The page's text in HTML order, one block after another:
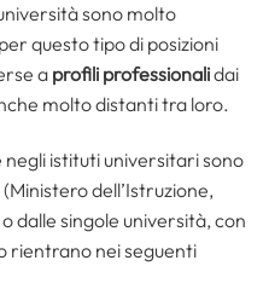
sono molto
questo tipo di posizioni
aprofili professionalidai
molto distanti tra loro.
istituti universitari sono
(Ministero dell’Istruzione,
dalle singole università, con
rientrano nei seguenti